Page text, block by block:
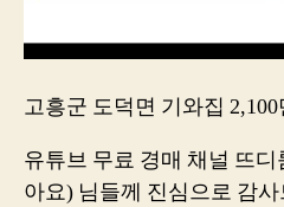
고흥군 도덕면 기와집 2,100
유튜브 무료 경매 채널 뜨
아요) 님들께 진심으로 감